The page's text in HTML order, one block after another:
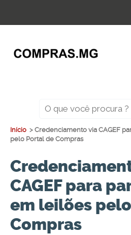
Início > Credenciamento via CAGEF
pelo Portal de Compras
CAGEF para
em leilões
Compras